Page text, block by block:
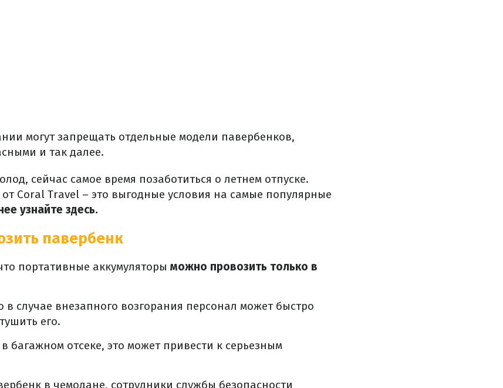
могут запрещать отдельные модели павербенков,
и так далее.
сейчас самое время позаботиться о летнем отпуске.
Coral Travel – это выгодные условия на самые популярные
узнайте здесь.
павербенк
портативные аккумуляторы можно провозить только в
в случае внезапного возгорания персонал может быстро
его.
багажном отсеке, это может привести к серьезным
в чемодане, сотрудники службы безопасности